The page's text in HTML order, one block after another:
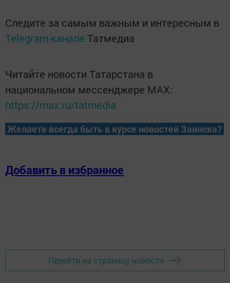
Следите за самым важным и интересным в
Telegram-канале Татмедиа
Читайте новости Татарстана в
национальном мессенджере MАХ:
https://max.ru/tatmedia
Желаете всегда быть в курсе новостей Заинска?
Добавить в избранное
Перейти на страницу новости